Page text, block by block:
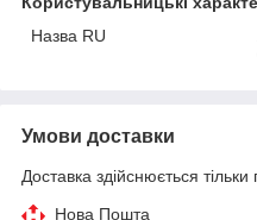
Назва RU
Умови доставки
Доставка здійснюється тільки
Нова Пошта